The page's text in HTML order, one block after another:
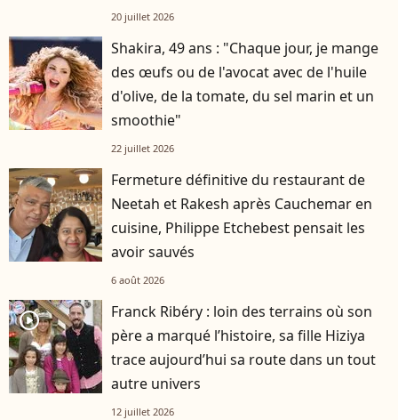
20 juillet 2026
Shakira, 49 ans : "Chaque jour, je mange
des œufs ou de l'avocat avec de l'huile
d'olive, de la tomate, du sel marin et un
smoothie"
22 juillet 2026
Fermeture définitive du restaurant de
Neetah et Rakesh après Cauchemar en
cuisine, Philippe Etchebest pensait les
avoir sauvés
6 août 2026
player2
Franck Ribéry : loin des terrains où son
père a marqué l’histoire, sa fille Hiziya
trace aujourd’hui sa route dans un tout
autre univers
12 juillet 2026